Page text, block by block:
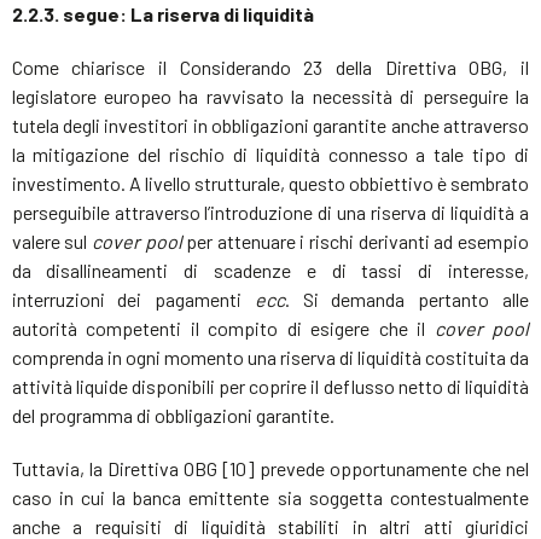
2.2.3. segue: La riserva di liquidità
Come chiarisce il Considerando 23 della Direttiva OBG, il
legislatore europeo ha ravvisato la necessità di perseguire la
tutela degli investitori in obbligazioni garantite anche attraverso
la mitigazione del rischio di liquidità connesso a tale tipo di
investimento. A livello strutturale, questo obbiettivo è sembrato
perseguibile attraverso l’introduzione di una riserva di liquidità a
valere sul cover poolper attenuare i rischi derivanti ad esempio
da disallineamenti di scadenze e di tassi di interesse,
interruzioni dei pagamenti ecc. Si demanda pertanto alle
autorità competenti il compito di esigere che il cover pool
comprenda in ogni momento una riserva di liquidità costituita da
attività liquide disponibili per coprire il deflusso netto di liquidità
del programma di obbligazioni garantite.
Tuttavia, la Direttiva OBG [10] prevede opportunamente che nel
caso in cui la banca emittente sia soggetta contestualmente
anche a requisiti di liquidità stabiliti in altri atti giuridici